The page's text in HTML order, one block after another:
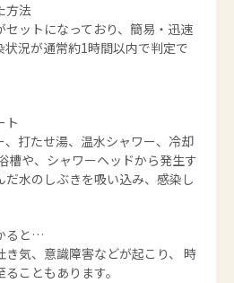
方法
ットになっており、簡易・迅速
状況が通常約1時間以内で判定で
ト
打たせ湯、温水シャワー、冷却
や、シャワーヘッドから発生す
水のしぶきを吸い込み、感染し
ると…
気、意識障害などが起こり、 時
こともあります。